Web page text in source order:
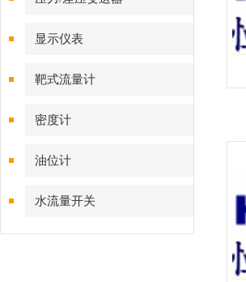
显示仪表
靶式流量计
密度计
油位计
水流量开关